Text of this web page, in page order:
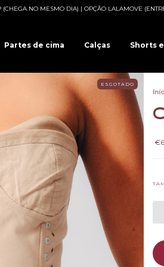
OPÇÃO LALAMOVE (ENTREGA) FRETE
Partes de cima Calças Shorts
ESGOTADO